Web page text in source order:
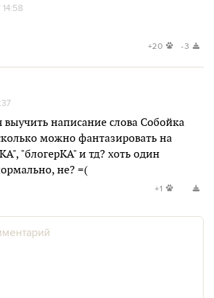
14:58
+20 -3
выучить написание слова Собойка
можно фантазировать на
"блогерКА" и тд? хоть один
не? =(
+1